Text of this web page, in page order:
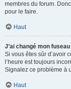
membres du forum.
pour le faire.
Haut
J’ai changé mon
Si vous êtes sûr d’avoir
l’heure est toujours
Signalez ce problème à
Haut